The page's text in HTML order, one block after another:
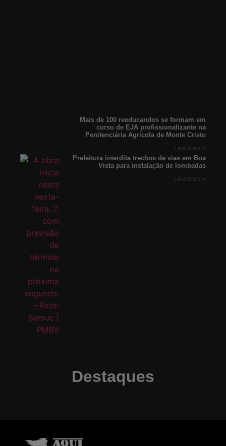
Destaques
Mais de 100 reeducandos se formam em
curso de EJA profissionalizante na
Penitenciária Agrícola de Monte Cristo
Leia mais »
Prefeitura interdita trechos de vias em Boa
Vista para instalação de lombadas
Leia mais »